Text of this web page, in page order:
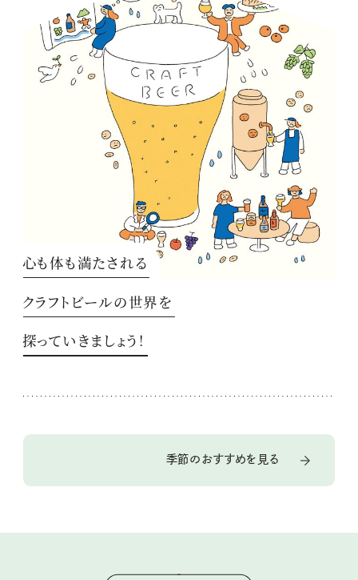
心も体も満たされる
クラフトビールの世界を
探っていきましょう！
季節のおすすめを見る